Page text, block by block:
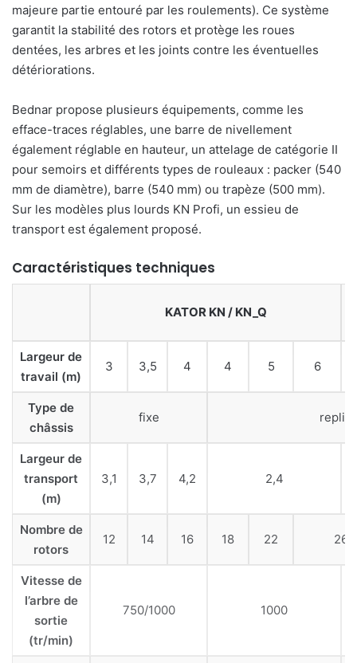
majeure partie entouré par les roulements). Ce système
garantit la stabilité des rotors et protège les roues
dentées, les arbres et les joints contre les éventuelles
détériorations.
Bednar propose plusieurs équipements, comme les
efface-traces réglables, une barre de nivellement
également réglable en hauteur, un attelage de catégorie II
pour semoirs et différents types de rouleaux : packer (540
mm de diamètre), barre (540 mm) ou trapèze (500 mm).
Sur les modèles plus lourds KN Profi, un essieu de
transport est également proposé.
Caractéristiques techniques
KATOR KN / KN_Q
Largeur de
travail (m)
3 3,5 4 4 5 6
Type de
châssis
fixe
Largeur de
transport
(m)
3,1 3,7 4,2 2,4
Nombre de
rotors
12 14 16 18 22 26
Vitesse de
l’arbre de
sortie
(tr/min)
750/1000 1000